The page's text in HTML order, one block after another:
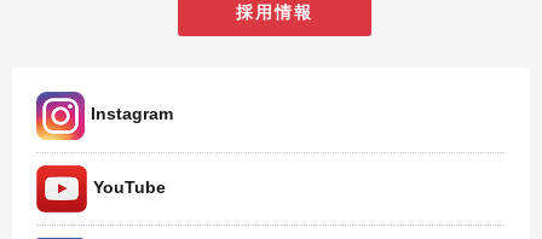
採用情報
Instagram
YouTube